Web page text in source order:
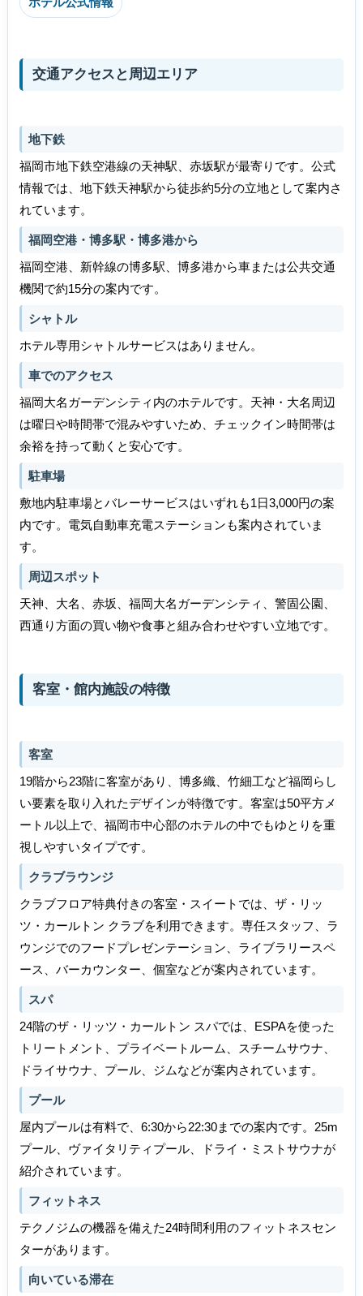
交通アクセスと周辺エリア
地下鉄
福岡市地下鉄空港線の天神駅、赤坂駅が最寄りです。公式
情報では、地下鉄天神駅から徒歩約5分の立地として案内さ
れています。
福岡空港・博多駅・博多港から
福岡空港、新幹線の博多駅、博多港から車または公共交通
機関で約15分の案内です。
シャトル
ホテル専用シャトルサービスはありません。
車でのアクセス
福岡大名ガーデンシティ内のホテルです。天神・大名周辺
は曜日や時間帯で混みやすいため、チェックイン時間帯は
余裕を持って動くと安心です。
駐車場
敷地内駐車場とバレーサービスはいずれも1日3,000円の案
内です。電気自動車充電ステーションも案内されていま
す。
周辺スポット
天神、大名、赤坂、福岡大名ガーデンシティ、警固公園、
西通り方面の買い物や食事と組み合わせやすい立地です。
客室・館内施設の特徴
客室
19階から23階に客室があり、博多織、竹細工など福岡らし
い要素を取り入れたデザインが特徴です。客室は50平方メ
ートル以上で、福岡市中心部のホテルの中でもゆとりを重
視しやすいタイプです。
クラブラウンジ
クラブフロア特典付きの客室・スイートでは、ザ・リッ
ツ・カールトン クラブを利用できます。専任スタッフ、ラ
ウンジでのフードプレゼンテーション、ライブラリースペ
ース、バーカウンター、個室などが案内されています。
スパ
24階のザ・リッツ・カールトン スパでは、ESPAを使った
トリートメント、プライベートルーム、スチームサウナ、
ドライサウナ、プール、ジムなどが案内されています。
プール
屋内プールは有料で、6:30から22:30までの案内です。25m
プール、ヴァイタリティプール、ドライ・ミストサウナが
紹介されています。
フィットネス
テクノジムの機器を備えた24時間利用のフィットネスセン
ターがあります。
向いている滞在